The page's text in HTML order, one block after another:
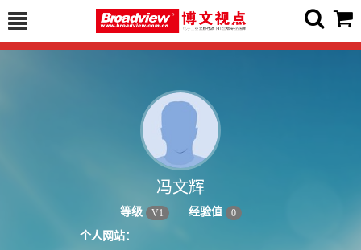
冯文辉
等级 V1 经验值 0
个人网站：